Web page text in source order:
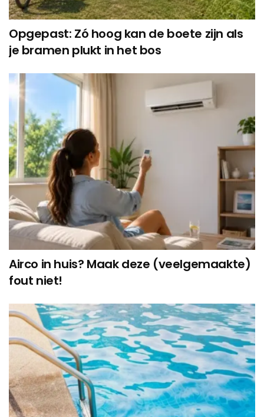
Opgepast: Zó hoog kan de boete zijn als
je bramen plukt in het bos
Airco in huis? Maak deze (veelgemaakte)
fout niet!